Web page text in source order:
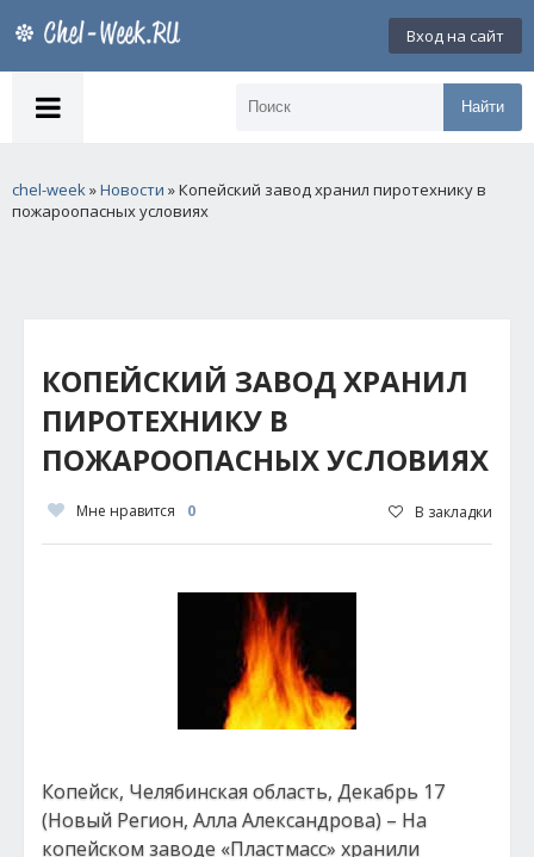
Вход на сайт
Найти
chel-week»Новости » Копейский завод хранил пиротехнику в
пожароопасных условиях
КОПЕЙСКИЙ ЗАВОД ХРАНИЛ
ПИРОТЕХНИКУ В
ПОЖАРООПАСНЫХ УСЛОВИЯХ
Мне нравится 0 В закладки
Копейск, Челябинская область, Декабрь 17
(Новый Регион, Алла Александрова) – На
копейском заводе «Пластмасс» хранили